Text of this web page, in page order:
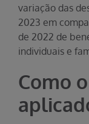
variação das
2023 em
de 2022 de
individuais e
Como